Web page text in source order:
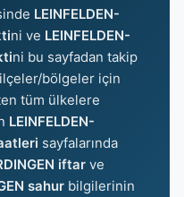
LEINFELDEN-
ni ve LEINFELDEN-
ni bu sayfadan takip
bölgeler için
tüm ülkelere
LEINFELDEN-
sayfalarında
iftarve
sahurbilgilerinin